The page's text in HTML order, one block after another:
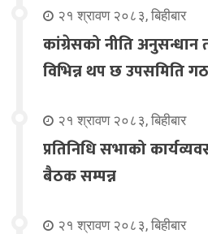
२१ श्रावण २०८३, बिहीबार
कांग्रेसको नीति अनुसन्धान
विभिन्न थप छ उपसमिति
२१ श्रावण २०८३, बिहीबार
प्रतिनिधि सभाको
बैठक सम्पन्न
२१ श्रावण २०८३, बिहीबार